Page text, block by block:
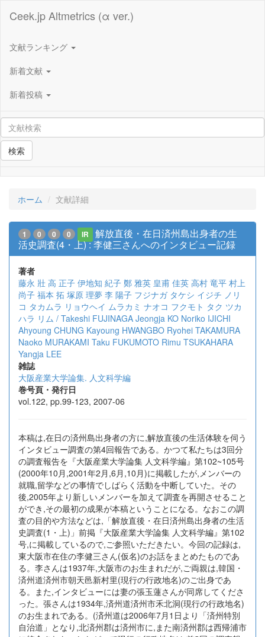
Ceek.jp Altmetrics (α ver.)
文献ランキング
新着文献
新着投稿
検索
ホーム 文献詳細
1 0 0 0 IR
解放直後・在日済州島出身者の生
活史調査(4・上) : 李健三さんへのインタビュー記録
著者
藤永 壯 高 正子 伊地知 紀子 鄭 雅英 皇甫 佳英 高村 竜平 村上
尚子 福本 拓 塚原 理夢 李 陽子 フジナガ タケシ イジチ ノリ
コ タカムラ リョウヘイ ムラカミ ナオコ フクモト タク ツカ
ハラ リム / Takeshi FUJINAGA Jeongja KO Noriko IJICHI
Ahyoung CHUNG Kayoung HWANGBO Ryohei TAKAMURA
Naoko MURAKAMI Taku FUKUMOTO Rimu TSUKAHARA
Yangja LEE
雑誌
大阪産業大学論集. 人文科学編
巻号頁・発行日
vol.122, pp.99-123, 2007-06
本稿は,在日の済州島出身者の方に,解放直後の生活体験を伺う
インタビュー調査の第4回報告である。かつて私たちは3回分
の調査報告を『大阪産業大学論集 人文科学編』第102~105号
(2000年10月,2001年2月,6月,10月)に掲載したが,メンバーの
就職,留学などの事情でしばらく活動を中断していた。その
後,2005年より新しいメンバーを加えて調査を再開させること
ができ,その最初の成果が本稿ということになる。なおこの調
査の目的や方法などは,「解放直後・在日済州島出身者の生活
史調査(1・上)」前掲『大阪産業大学論集 人文科学編』第102
号,に掲載しているので,ご参照いただきたい。今回の記録は,
東大阪市在住の李健三さん(仮名)のお話をまとめたものであ
る。李さんは1937年,大阪市のお生まれだが,ご両親は,韓国・
済州道済州市朝天邑新村里(現行の行政地名)のご出身であ
る。また,インタビューには妻の張玉蓮さんが同席してくださ
った。張さんは1934年,済州道済州市禾北洞(現行の行政地名)
のお生まれである。(済州道は2006年7月1日より「済州特別
自治道」となり,北済州郡は済州市に,また南済州郡は西帰浦市